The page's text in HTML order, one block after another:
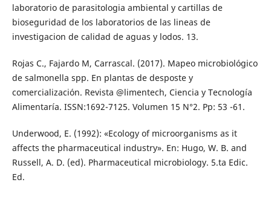
laboratorio de parasitologia ambiental y cartillas de
bioseguridad de los laboratorios de las lineas de
investigacion de calidad de aguas y lodos. 13.
Rojas C., Fajardo M, Carrascal. (2017). Mapeo microbiológico
de salmonella spp. En plantas de desposte y
comercialización. Revista @limentech, Ciencia y Tecnología
Alimentaría. ISSN:1692-7125. Volumen 15 N°2. Pp: 53 -61.
Underwood, E. (1992): «Ecology of microorganisms as it
affects the pharmaceutical industry». En: Hugo, W. B. and
Russell, A. D. (ed). Pharmaceutical microbiology. 5.ta Edic.
Ed.